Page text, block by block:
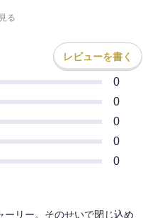
る
レビューを書く
0
0
0
0
0
リー。そのせいで閉じ込め